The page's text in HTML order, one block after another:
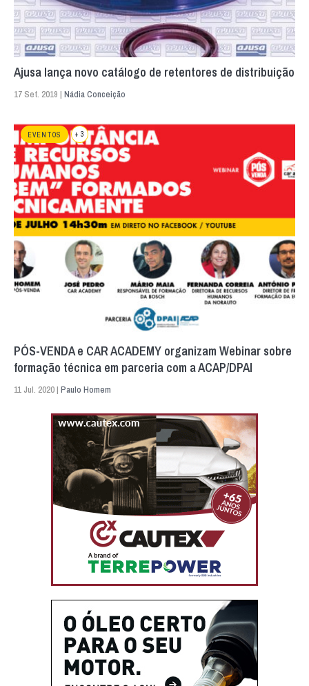
Ajusa lança novo catálogo de retentores de distribuição
17 Set. 2019 | Nádia Conceição
EVENTOS + 3
PÓS-VENDA e CAR ACADEMY organizam Webinar sobre
formação técnica em parceria com a ACAP/DPAI
11 Jul. 2020 | Paulo Homem